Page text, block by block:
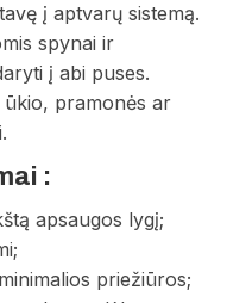
į aptvarų sistemą.
spynai ir
į abi puses.
ūkio, pramonės ar
:
apsaugos lygį;
priežiūros;